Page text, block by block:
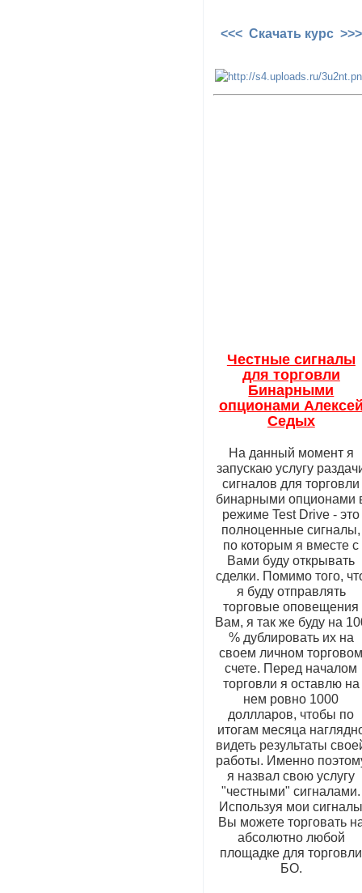
<<< Скачать курс >>>
Честные сигналы
для торговли
Бинарными
опционами
Седых
На данный момент я
запускаю услугу
сигналов для торговли
бинарными опционами
режиме Test Drive - это
полноценные сигналы,
по которым я вместе с
Вами буду открывать
сделки. Помимо того,
я буду отправлять
торговые оповещения
Вам, я так же буду на
% дублировать их на
своем личном
счете. Перед началом
торговли я оставлю на
нем ровно 1000
доллларов, чтобы по
итогам месяца
видеть результаты
работы. Именно
я назвал свою услугу
"честными" сигналами.
Используя мои
Вы можете торговать
абсолютно любой
площадке для торговли
БО.